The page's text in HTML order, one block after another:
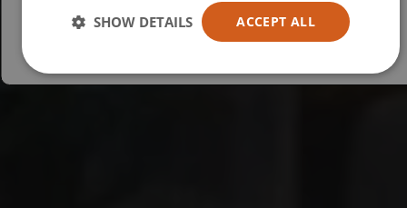
ACCEPT ALL
SHOW DETAILS